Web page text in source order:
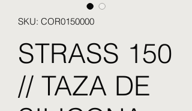
SKU: COR0150000
STRASS 150
// TAZA DE